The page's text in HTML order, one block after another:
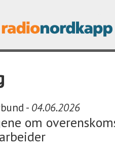
- 04.06.2026
om